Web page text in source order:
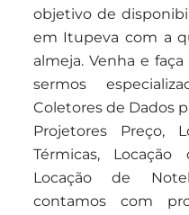
objetivo de
em Itupeva com a
almeja. Venha e
sermos
Coletores de Dados
Projetores Preço,
Térmicas,
Locação de
contamos com